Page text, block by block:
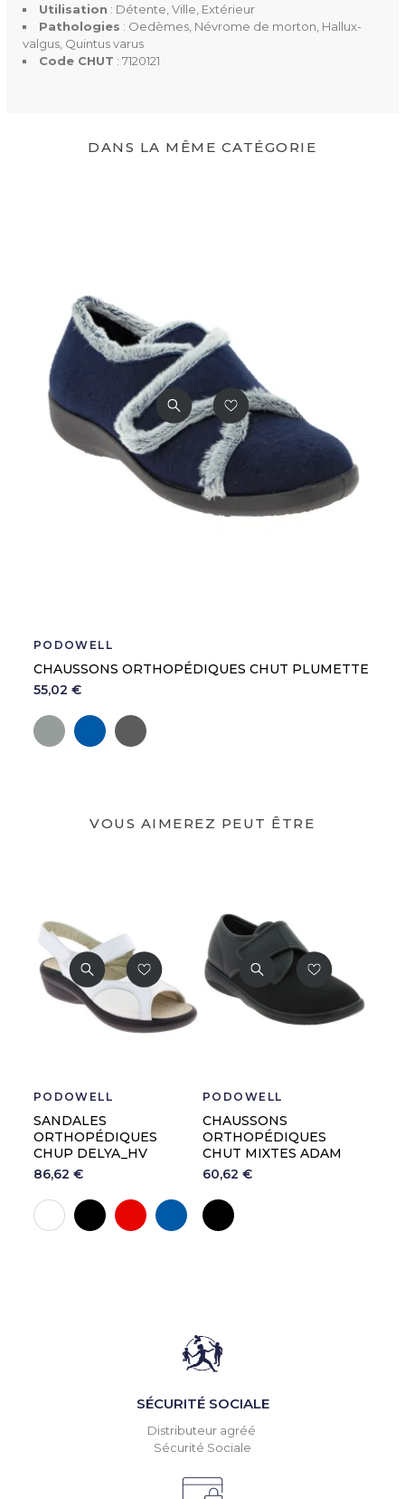
Utilisation : Détente, Ville, Extérieur
Pathologies : Oedèmes, Névrome de morton, Hallux-
valgus, Quintus varus
Code CHUT : 7120121
DANS LA MÊME CATÉGORIE
PODOWELL
CHAUSSONS ORTHOPÉDIQUES CHUT PLUMETTE
55,02 €
Gris MarineAnthracite
VOUS AIMEREZ PEUT ÊTRE
PODOWELL
SANDALES
ORTHOPÉDIQUES
CHUP DELYA_HV
86,62 €
BlancNoir RougeMarine
PODOWELL
CHAUSSONS
ORTHOPÉDIQUES
CHUT MIXTES ADAM
60,62 €
Noir
SÉCURITÉ SOCIALE
Distributeur agréé
Sécurité Sociale